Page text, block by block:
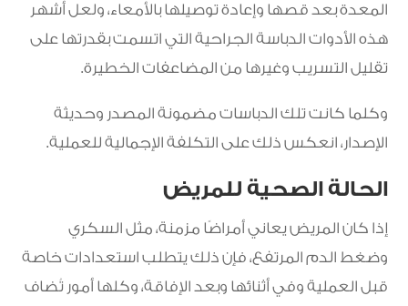
المعدة بعد قصها وإعادة توصيلها بالأمعاء، ولعل أشهر
هذه الأدوات الدباسة الجراحية التي اتسمت بقدرتها على
تقليل التسريب وغيرها من المضاعفات الخطيرة.
وكلما كانت تلك الدباسات مضمونة المصدر وحديثة
الإصدار، انعكس ذلك على التكلفة الإجمالية للعملية.
الحالة الصحية للمريض
إذا كان المريض يعاني أمراضًا مزمنة، مثل السكري
وضغط الدم المرتفع، فإن ذلك يتطلب استعدادات خاصة
قبل العملية وفي أثنائها وبعد الإفاقة، وكلها أمور تُضاف